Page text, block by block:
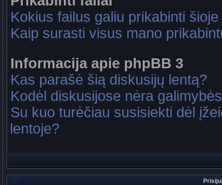
Kokius failus galiu prikabinti
Kaip surasti visus mano
Informacija apie phpBB 3
Kas parašė šią diskusijų lentą?
Kodėl diskusijose nėra
Su kuo turėčiau susisiekti dėl
lentoje?